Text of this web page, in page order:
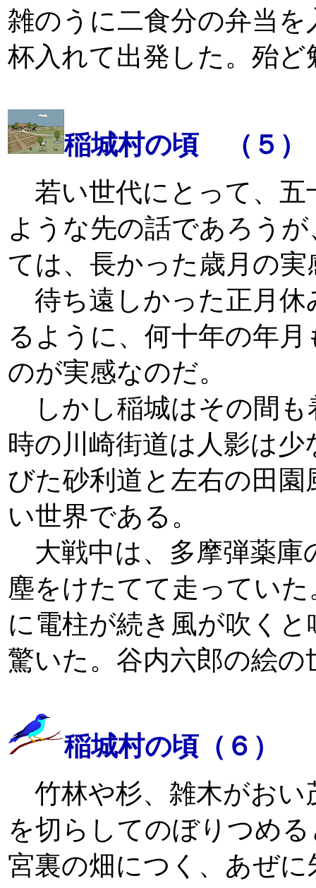
雑のうに二食分の弁当
杯入れて出発した。殆
稲城村の頃 （５）
若い世代にとって、五
ような先の話であろう
ては、長かった歳月の
待ち遠しかった正月休
るように、何十年の年
のが実感なのだ。
しかし稲城はその間も
時の川崎街道は人影は
びた砂利道と左右の田
い世界である。
大戦中は、多摩弾薬庫
塵をけたてて走ってい
に電柱が続き風が吹く
驚いた。谷内六郎の絵
稲城村の頃（６）
竹林や杉、雑木がおい
を切らしてのぼりつめ
宮裏の畑につく、あぜ